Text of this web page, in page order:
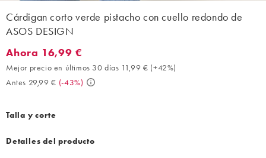
Cárdigan corto verde pistacho con cuello redondo de
ASOS DESIGN
Ahora 16,99 €. Mejor precio en últimos 30 días 11,99 € (+42%).
Ahora 16,99 €
Mejor precio en últimos 30 días 11,99 € (+42%)
Antes 29,99 € (-43%)
Talla y corte
Detalles del producto